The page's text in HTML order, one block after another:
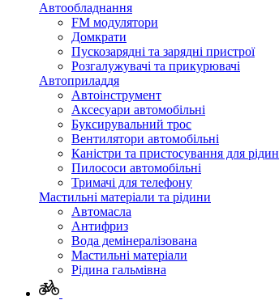
Автообладнання
FM модулятори
Домкрати
Пускозарядні та зарядні пристрої
Розгалужувачі та прикурювачі
Автоприладдя
Автоінструмент
Аксесуари автомобільні
Буксирувальний трос
Вентилятори автомобільні
Каністри та пристосування для рідин
Пилососи автомобільні
Тримачі для телефону
Мастильні матеріали та рідини
Автомасла
Антифриз
Вода демінералізована
Мастильні матеріали
Рідина гальмівна